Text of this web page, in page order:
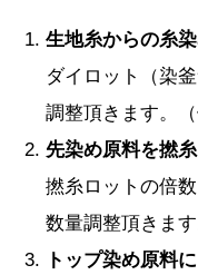
生地糸からの糸
ダイロット（染
調整頂きます。
先染め原料を撚糸
撚糸ロットの倍
数量調整頂きます
トップ染め原料